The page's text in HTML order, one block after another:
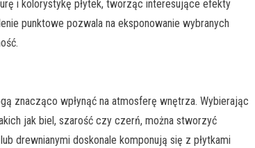
i kolorystykę płytek, tworząc interesujące efekty
punktowe pozwala na eksponowanie wybranych
znacząco wpłynąć na atmosferę wnętrza. Wybierając
jak biel, szarość czy czerń, można stworzyć
drewnianymi doskonale komponują się z płytkami